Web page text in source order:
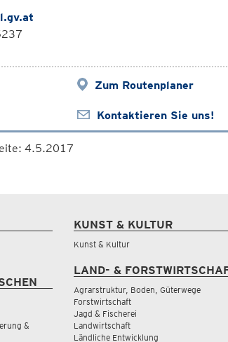
Zum Routenplaner
Kontaktieren Sie uns!
4.5.2017
&
KUNST & KULTUR
Kunst & Kultur
LAND- &
Agrarstruktur, Boden, Güterwege
Forstwirtschaft
Jagd & Fischerei
Landwirtschaft
Ländliche Entwicklung